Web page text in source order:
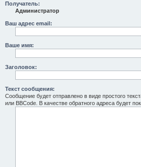
Получатель:
Администратор
Ваш адрес email:
Ваше имя:
Заголовок:
Текст сообщения:
Сообщение будет отправлено в виде простого
или BBCode. В качестве обратного адреса будет